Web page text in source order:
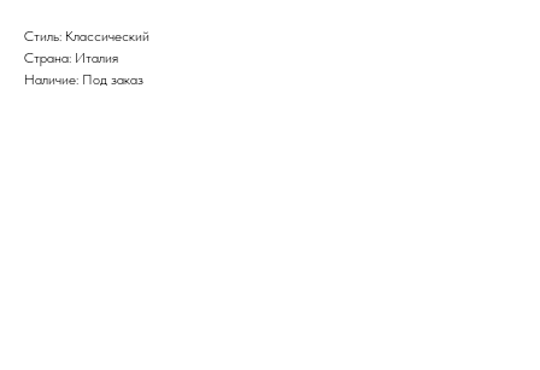
Стиль: Классический
Страна: Италия
Наличие: Под заказ